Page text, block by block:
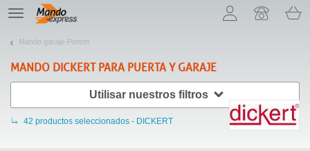
TE
navigation
Mando garaje-Porton
MANDO DICKERTPARA PUERTA Y GARAJE
Utilisar nuestros filtros
42 productos seleccionados - DICKERT
¡Permítenos presentarte nuestras cookies!